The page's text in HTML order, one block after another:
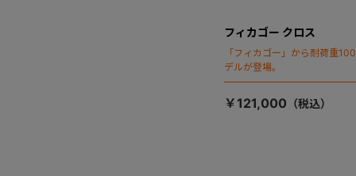
フィカゴー クロス
「フィカゴー」から耐荷重
デルが登場。
￥121,000